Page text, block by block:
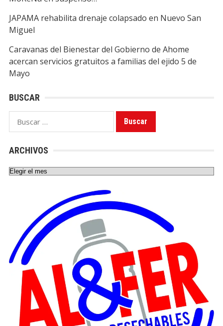
JAPAMA rehabilita drenaje colapsado en Nuevo San
Miguel
Caravanas del Bienestar del Gobierno de Ahome
acercan servicios gratuitos a familias del ejido 5 de
Mayo
BUSCAR
Buscar:
ARCHIVOS
Archivos